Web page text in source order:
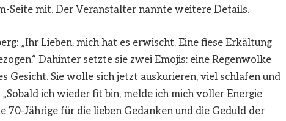
Seite mit. Der Veranstalter nannte weitere Details.
„Ihr Lieben, mich hat es erwischt. Eine fiese Erkältung
Dahinter setzte sie zwei Emojis: eine Regenwolke
Gesicht. Sie wolle sich jetzt auskurieren, viel schlafen und
ich wieder fit bin, melde ich mich voller Energie
70-Jährige für die lieben Gedanken und die Geduld der